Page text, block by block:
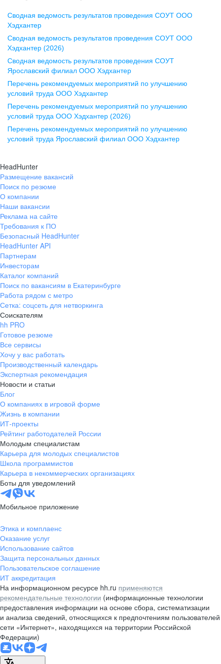
Воронеж
ул. Комиссаржевской, д. 10,
офис 1212
+7 473 280-05-05
pr@vrn.hh.ru
ул. Спартаковская, д. 2А, этаж 3,
помещение 15
+7 843 212-12-50
Екатеринбург
ул. Боевых Дружин, стр. 20,
+7 343 226-79-99
pr@ural.hh.ru
ул. Янковского, д. 169, 7 этаж,
706 каб.
+7 861 205-55-57
pr@krd.hh.ru
Владивосток
пер. Ланинский д. 4, офис 3.4
+7 423 202-33-28
pr@dv.hh.ru
Новосибирск
ул. Большевистская, д. 35,
помещение 21
+7 383 207-94-64
pr@nsk.hh.ru
Минск
пр-т Дзержинского, д. 57,
10 этаж, помещение 45-1
+375 (17)336-03-02
Алматы
пр. Абая, д. 151, БЦ Алатау,
12 этаж, офис 1209
+7 727 232-13-13
pr@headhunter.com.kz
Сводная ведомость результатов проведения СОУТ ООО
Хэдхантер
Сводная ведомость результатов проведения СОУТ ООО
Хэдхантер (2026)
Сводная ведомость результатов проведения СОУТ
Ярославский филиал ООО Хэдхантер
Перечень рекомендуемых мероприятий по улучшению
условий труда ООО Хэдхантер
Перечень рекомендуемых мероприятий по улучшению
условий труда ООО Хэдхантер (2026)
Перечень рекомендуемых мероприятий по улучшению
условий труда Ярославский филиал ООО Хэдхантер
HeadHunter
Размещение вакансий
Поиск по резюме
О компании
Наши вакансии
Реклама на сайте
Требования к ПО
Безопасный HeadHunter
HeadHunter API
Партнерам
Инвесторам
Каталог компаний
Поиск по вакансиям в Екатеринбурге
Работа рядом с метро
Сетка: соцсеть для нетворкинга
Соискателям
hh PRO
Готовое резюме
Все сервисы
Хочу у вас работать
Производственный календарь
Экспертная рекомендация
Новости и статьи
Блог
О компаниях в игровой форме
Жизнь в компании
ИТ-проекты
Рейтинг работодателей России
Молодым специалистам
Карьера для молодых специалистов
Школа программистов
Карьера в некоммерческих организациях
Боты для уведомлений
Мобильное приложение
Этика и комплаенс
Оказание услуг
Использование сайтов
Защита персональных данных
Пользовательское соглашение
ИТ аккредитация
На информационном ресурсе hh.ru применяются
рекомендательные технологии (информационные технологии
предоставления информации на основе сбора, систематизации
и анализа сведений, относящихся к предпочтениям пользователей
сети «Интернет», находящихся на территории Российской
Федерации)